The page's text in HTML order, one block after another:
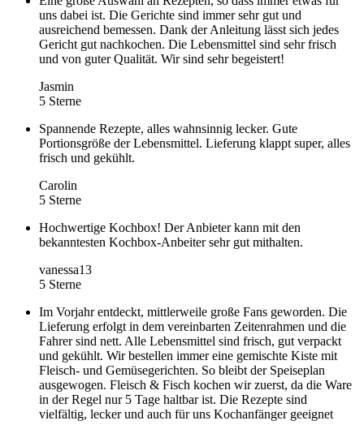
uns dabei ist. Die Gerichte sind immer sehr gut und
ausreichend bemessen. Dank der Anleitung lässt sich jedes
Gericht gut nachkochen. Die Lebensmittel sind sehr frisch
und von guter Qualität. Wir sind sehr begeistert!
Jasmin
5 Sterne
Spannende Rezepte, alles wahnsinnig lecker. Gute
Portionsgröße der Lebensmittel. Lieferung klappt super, alles
frisch und gekühlt.
Carolin
5 Sterne
Hochwertige Kochbox! Der Anbieter kann mit den
bekanntesten Kochbox-Anbeiter sehr gut mithalten.
vanessa13
5 Sterne
Im Vorjahr entdeckt, mittlerweile große Fans geworden. Die
Lieferung erfolgt in dem vereinbarten Zeitenrahmen und die
Fahrer sind nett. Alle Lebensmittel sind frisch, gut verpackt
und gekühlt. Wir bestellen immer eine gemischte Kiste mit
Fleisch- und Gemüsegerichten. So bleibt der Speiseplan
ausgewogen. Fleisch & Fisch kochen wir zuerst, da die Ware
in der Regel nur 5 Tage haltbar ist. Die Rezepte sind
vielfältig, lecker und auch für uns Kochanfänger geeignet